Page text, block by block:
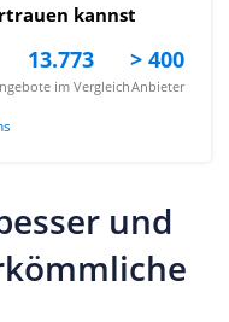
kannst
13.773
im Vergleich
> 400
Anbieter
und